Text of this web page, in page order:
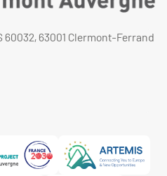
60032, 63001 Clermont-Ferrand